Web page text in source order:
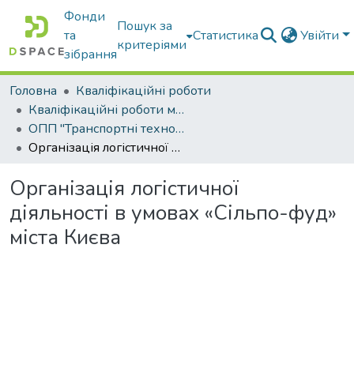
Фонди
та
зібрання
Пошук за
критеріями
Статистика Увійти
Головна
Кваліфікаційні роботи
Кваліфікаційні роботи магістрів
ОПП "Транспортні технології на автомобільному транспорті"
Організація логістичної діяльності в умовах «Сільпо-фуд» міста Києва
Організація логістичної
діяльності в умовах «Сільпо-фуд»
міста Києва